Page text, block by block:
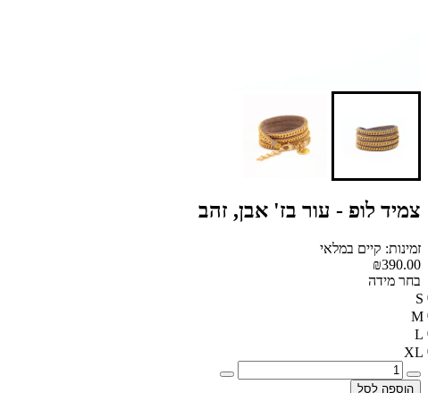
צמיד לופ - עור בז' אבן, זהב
זמינות: קיים במלאי
₪390.00
בחר מידה
S
M
L
XL
הוספה לסל